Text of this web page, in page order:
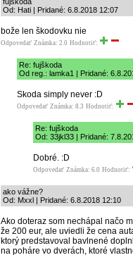
Od: Hati | Pridané: 6.8.2018 12:07
bože len škodovku nie
Odpovedať Známka: 2.0 Hodnotiť:
Re: fujškoda
Od reg.: lamka1 | Pridané:
Skoda simply never :D
Odpovedať Známka: 8.3 Hodnotiť:
Re: fujškoda
Od: 33jkl33 | Pridané:
Dobré. :D
Odpovedať Známka: 6.0 Hodnotiť:
ako vážne?
Od: Mxxl | Pridané: 6.8.2018 12:10
Ako doteraz som nechápal načo
že 200 eur, ale uviedli že cena
ktorý predstavoval bavlnené
na poháre vo dverách, ktoré